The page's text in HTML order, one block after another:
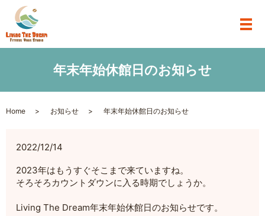
年末年始休館日のお知らせ
Home お知らせ 年末年始休館日のお知らせ
2022/12/14
2023年はもうすぐそこまで来ていますね。
そろそろカウントダウンに入る時期でしょうか。
Living The Dream年末年始休館日のお知らせです。